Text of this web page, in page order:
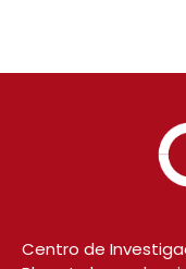
Centro de